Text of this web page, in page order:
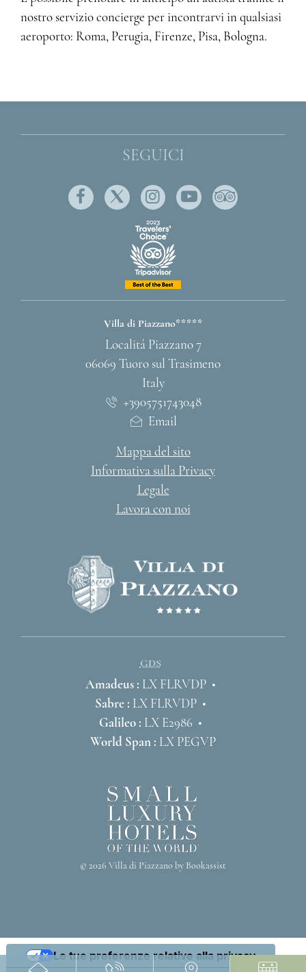
nostro servizio concierge per incontrarvi in qualsiasi
aeroporto: Roma, Perugia, Firenze, Pisa, Bologna.
INDIRIZZOVilla di Piazzano*****
Localitá Piazzano 7
06069 Tuoro sul Trasimeno
Italy
+3905751743048
Email
Mappa del sito
Informativa sulla Privacy
Legale
Lavora con noi
SEGUICI
Facebook
TwitterInstagram
Youtube
GDS
Amadeus : LX FLRVDP
Sabre : LX FLRVDP
Galileo : LX E2986
World Span : LX PEGVP
© 2026 Villa di Piazzano by Bookassist
Le tue preferenze relative alla privacy